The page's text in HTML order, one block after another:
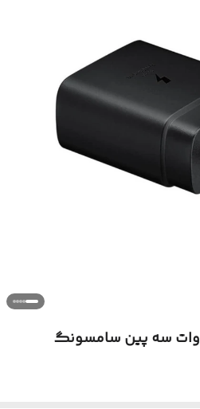
کله شارژر اورجینال 45 وات سه پین سامسونگ